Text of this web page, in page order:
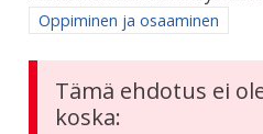
Rajaa tulokset aihepiirin
Oppiminen ja osaaminen
Tämä ehdotus ei
koska: